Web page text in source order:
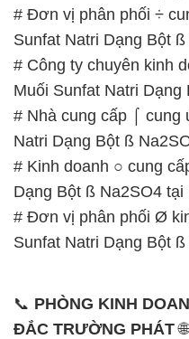
# Đơn vị phân phối ÷
Sunfat Natri Dạng Bột
# Công ty chuyên kinh
Muối Sunfat Natri
# Nhà cung cấp ⌠ cung
Natri Dạng Bột ß
# Kinh doanh ○ cung
Dạng Bột ß Na2SO4 tại
# Đơn vị phân phối Ø
Sunfat Natri Dạng Bột
📞 PHÒNG KINH
ĐẮC TRƯỜNG PHÁT🌐